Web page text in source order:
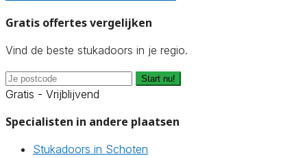
Gratis offertes vergelijken
Vind de beste stukadoors in je regio.
Start nu!
Gratis - Vrijblijvend
Specialisten in andere plaatsen
Stukadoors in Schoten